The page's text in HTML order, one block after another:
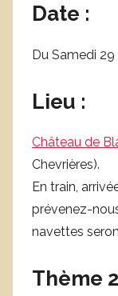
Date :
Du Samedi 29
Lieu :
Château de
Chevrières).
En train,
prévenez-
navettes
Thème